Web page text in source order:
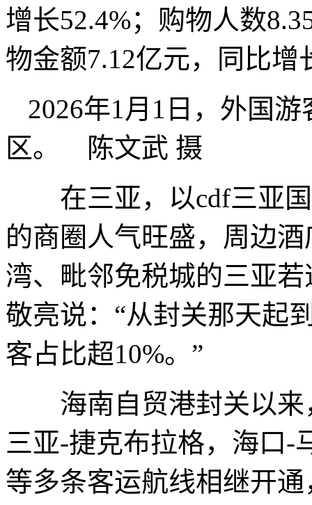
增长52.4%；购物人数
物金额7.12亿元，同比增
2026年1月1日，外国
区。 陈文武 摄
在三亚，以cdf三亚国
的商圈人气旺盛，周边
湾、毗邻免税城的三亚
敬亮说：“从封关那天起
客占比超10%。”
海南自贸港封关以来
三亚-捷克布拉格，海口-
等多条客运航线相继开